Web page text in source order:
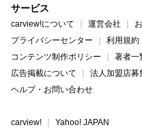
サービス
carview!について 運営会社
プライバシーセンター
利用規約
コンテンツ制作ポリシー
著者一
広告掲載について
法人加盟店募
ヘルプ・お問い合わせ
carview! Yahoo! JAPAN